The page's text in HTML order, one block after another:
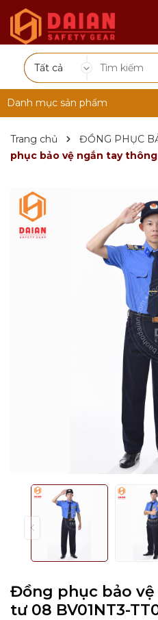
Tất cả
Danh mục sản phẩm
Trang chủ ĐỒNG PHỤC
phục bảo vệ ngắn tay
Đồng phục bảo
tư 08 BV01NT3-